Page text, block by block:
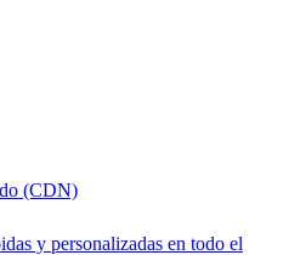
(CDN)
y personalizadas en todo el